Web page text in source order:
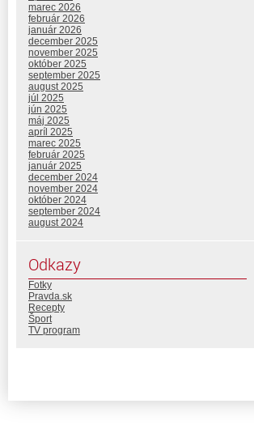
marec 2026
február 2026
január 2026
december 2025
november 2025
október 2025
september 2025
august 2025
júl 2025
jún 2025
máj 2025
apríl 2025
marec 2025
február 2025
január 2025
december 2024
november 2024
október 2024
september 2024
august 2024
Odkazy
Fotky
Pravda.sk
Recepty
Šport
TV program